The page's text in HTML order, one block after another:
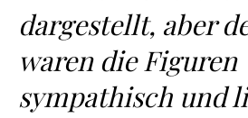
dargestellt, aber
waren die Figuren
sympathisch und